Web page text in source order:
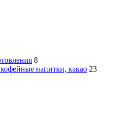
8
напитки, какао 23